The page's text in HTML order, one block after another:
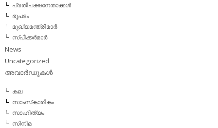
പ്രതിപക്ഷനേതാക്കള്‍
ഭൂപടം
മുഖ്യമന്ത്രിമാര്‍
സ്പീക്കര്‍മാര്‍
News
Uncategorized
അവാര്‍ഡുകള്‍
കല
സാംസ്‌കാരികം
സാഹിത്യം
സിനിമ